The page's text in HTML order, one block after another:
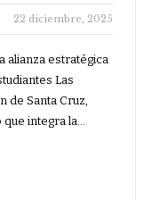
22 diciembre, 2025
alianza estratégica
Las
de Santa Cruz,
integra la…